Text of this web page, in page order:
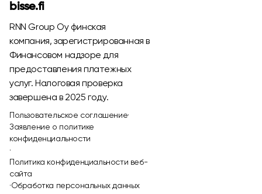
bisse.fi
RNN Group Oy финская
компания, зарегистрированная в
Финансовом надзоре для
предоставления платежных
услуг. Налоговая проверка
завершена в 2025 году.
Пользовательское соглашение·
Заявление о политике
конфиденциальности
·
Политика конфиденциальности веб-
сайта
·Обработка персональных данных